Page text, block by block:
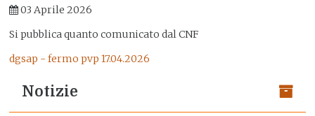
03 Aprile 2026
Si pubblica quanto comunicato dal CNF
dgsap - fermo pvp 17.04.2026
Notizie